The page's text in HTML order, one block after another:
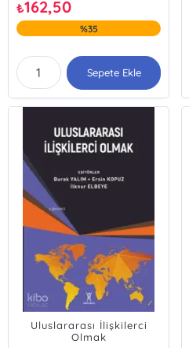
₺162,50
%35
Sepete Ekle
Uluslararası İlişkilerci
Olmak